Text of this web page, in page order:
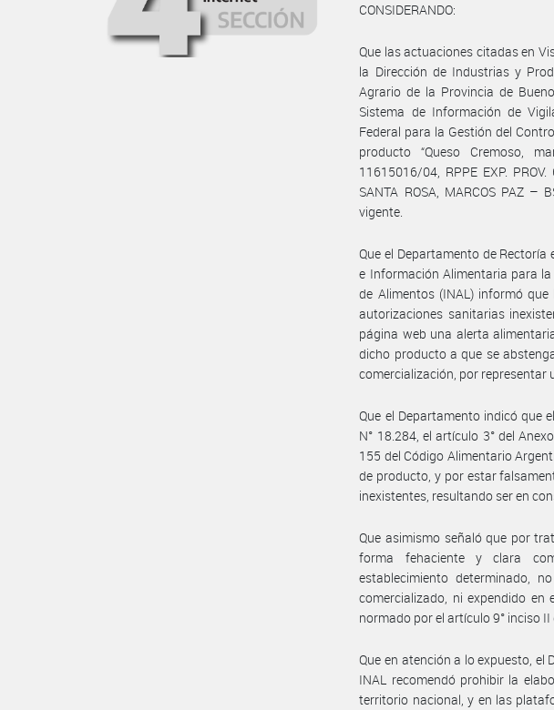
CONSIDERANDO:
Que las actuaciones citadas en
la Dirección de Industrias y
Agrario de la Provincia de
Sistema de Información de
Federal para la Gestión del
producto “Queso Cremoso,
11615016/04, RPPE EXP.
SANTA ROSA, MARCOS PAZ –
vigente.
Que el Departamento de
e Información Alimentaria para la
de Alimentos (INAL) informó
autorizaciones sanitarias
página web una alerta
dicho producto a que se
comercialización, por representar
Que el Departamento indicó que
N° 18.284, el artículo 3° del
155 del Código Alimentario
de producto, y por estar
inexistentes, resultando ser en
Que asimismo señaló que por
forma fehaciente y clara
establecimiento determinado,
comercializado, ni expendido
normado por el artículo 9° inciso II
Que en atención a lo expuesto,
INAL recomendó prohibir la
territorio nacional, y en las